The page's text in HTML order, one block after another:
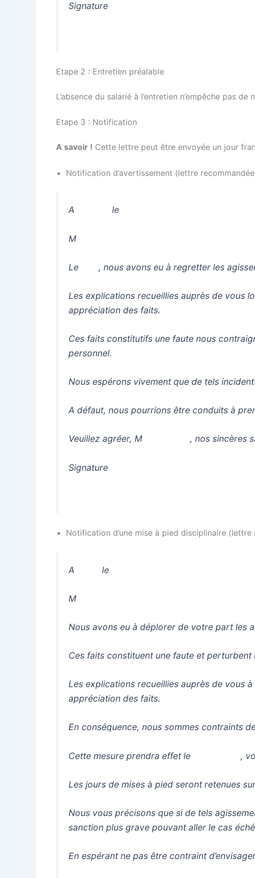
Signature
Etape 2 : Entretien préalable
L’absence du salarié à l’entretien n’empêche pas
Etape 3 : Notification
A savoir ! Cette lettre peut être envoyée un jour
Notification d’avertissement (lettre
A le
M
Le , nous avons eu à regretter les
Les explications recueillies auprès de
appréciation des faits.
Ces faits constitutifs une faute nous
personnel.
Nous espérons vivement que de tels
A défaut, nous pourrions être conduits à
Veuillez agréer, M , nos sincères
Signature
Notification d’une mise à pied disciplinaire
A le
M
Nous avons eu à déplorer de votre part les
Ces faits constituent une faute et
Les explications recueillies auprès de
appréciation des faits.
En conséquence, nous sommes
Cette mesure prendra effet le ,
Les jours de mises à pied seront
Nous vous précisons que si de tels
sanction plus grave pouvant aller le cas
En espérant ne pas être contraint